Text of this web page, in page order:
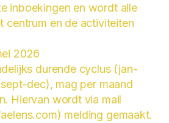
inboekingen en wordt alle
centrum en de activiteiten
2026
durende cyclus (jan-
dec), mag per maand
Hiervan wordt via mail
melding gemaakt.